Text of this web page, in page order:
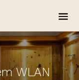
WLAN